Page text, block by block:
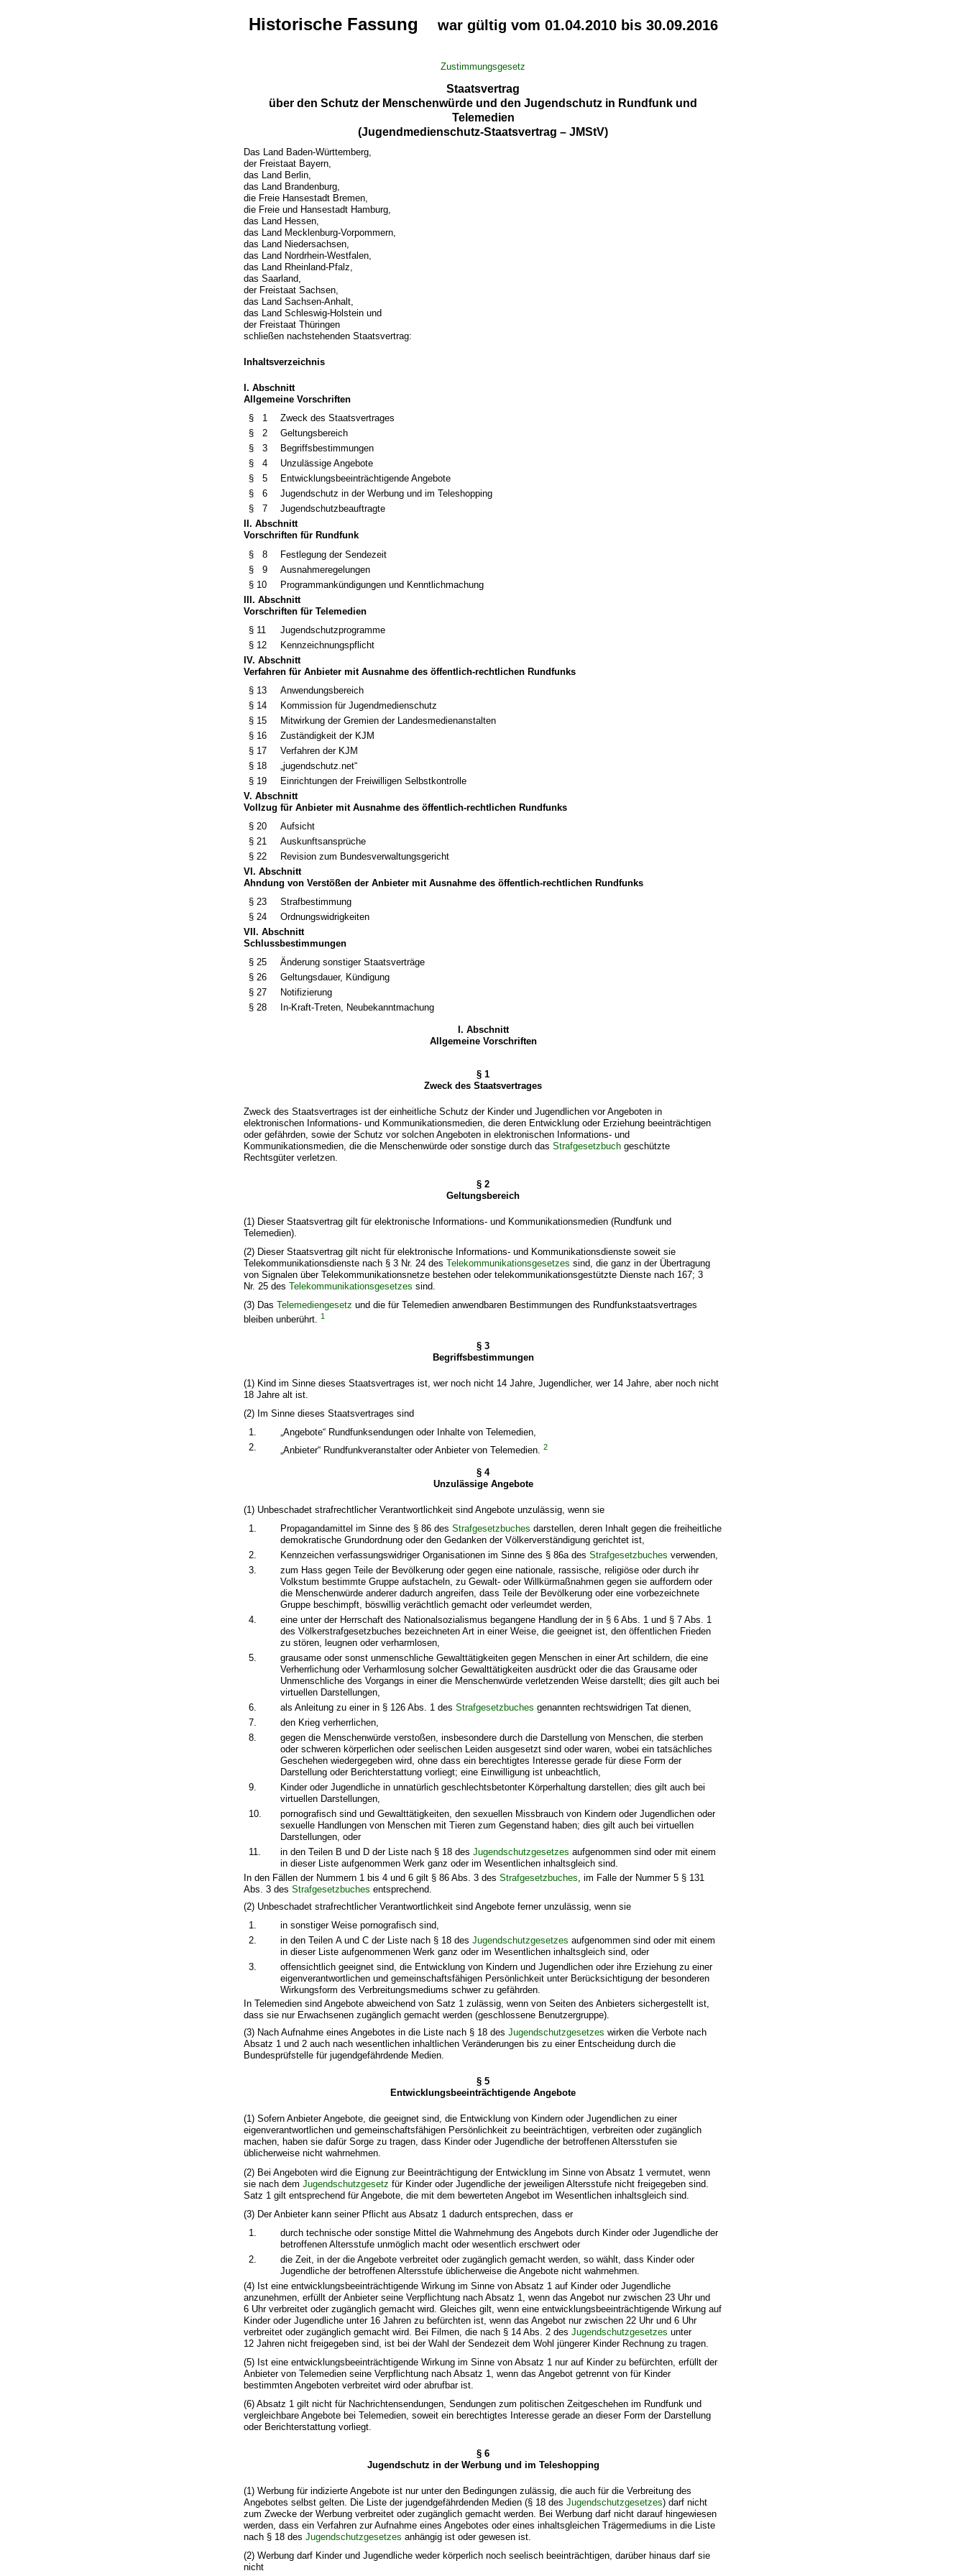
Historische Fassung war gültig vom 01.04.2010 bis 30.09.2016
Zustimmungsgesetz
Staatsvertrag
über den Schutz der Menschenwürde und den Jugendschutz in Rundfunk und
Telemedien
(Jugendmedienschutz-Staatsvertrag – JMStV)
Das Land Baden-Württemberg,
der Freistaat Bayern,
das Land Berlin,
das Land Brandenburg,
die Freie Hansestadt Bremen,
die Freie und Hansestadt Hamburg,
das Land Hessen,
das Land Mecklenburg-Vorpommern,
das Land Niedersachsen,
das Land Nordrhein-Westfalen,
das Land Rheinland-Pfalz,
das Saarland,
der Freistaat Sachsen,
das Land Sachsen-Anhalt,
das Land Schleswig-Holstein und
der Freistaat Thüringen
schließen nachstehenden Staatsvertrag:
Inhaltsverzeichnis
I. Abschnitt
Allgemeine Vorschriften
§ 1
Zweck des Staatsvertrages
§ 2
Geltungsbereich
§ 3
Begriffsbestimmungen
§ 4
Unzulässige Angebote
§ 5
Entwicklungsbeeinträchtigende Angebote
§ 6
Jugendschutz in der Werbung und im Teleshopping
§ 7
Jugendschutzbeauftragte
II. Abschnitt
Vorschriften für Rundfunk
§ 8
Festlegung der Sendezeit
§ 9
Ausnahmeregelungen
§ 10
Programmankündigungen und Kenntlichmachung
III. Abschnitt
Vorschriften für Telemedien
§ 11
Jugendschutzprogramme
§ 12
Kennzeichnungspflicht
IV. Abschnitt
Verfahren für Anbieter mit Ausnahme des öffentlich-rechtlichen Rundfunks
§ 13
Anwendungsbereich
§ 14
Kommission für Jugendmedienschutz
§ 15
Mitwirkung der Gremien der Landesmedienanstalten
§ 16
Zuständigkeit der KJM
§ 17
Verfahren der KJM
§ 18
„jugendschutz.net“
§ 19
Einrichtungen der Freiwilligen Selbstkontrolle
V. Abschnitt
Vollzug für Anbieter mit Ausnahme des öffentlich-rechtlichen Rundfunks
§ 20
Aufsicht
§ 21
Auskunftsansprüche
§ 22
Revision zum Bundesverwaltungsgericht
VI. Abschnitt
Ahndung von Verstößen der Anbieter mit Ausnahme des öffentlich-rechtlichen Rundfunks
§ 23
Strafbestimmung
§ 24
Ordnungswidrigkeiten
VII. Abschnitt
Schlussbestimmungen
§ 25
Änderung sonstiger Staatsverträge
§ 26
Geltungsdauer, Kündigung
§ 27
Notifizierung
§ 28
In-Kraft-Treten, Neubekanntmachung
I. Abschnitt
Allgemeine Vorschriften
§ 1
Zweck des Staatsvertrages
Zweck des Staatsvertrages ist der einheitliche Schutz der Kinder und Jugendlichen vor Angeboten in
elektronischen Informations- und Kommunikationsmedien, die deren Entwicklung oder Erziehung beeinträchtigen
oder gefährden, sowie der Schutz vor solchen Angeboten in elektronischen Informations- und
Kommunikationsmedien, die die Menschenwürde oder sonstige durch dasStrafgesetzbuch geschützte
Rechtsgüter verletzen.
§ 2
Geltungsbereich
(1) Dieser Staatsvertrag gilt für elektronische Informations- und Kommunikationsmedien (Rundfunk und
Telemedien).
(2) Dieser Staatsvertrag gilt nicht für elektronische Informations- und Kommunikationsdienste soweit sie
Telekommunikationsdienste nach § 3 Nr. 24 desTelekommunikationsgesetzes sind, die ganz in der Übertragung
von Signalen über Telekommunikationsnetze bestehen oder telekommunikationsgestützte Dienste nach 167; 3
Nr. 25 desTelekommunikationsgesetzes sind.
(3) DasTelemediengesetz und die für Telemedien anwendbaren Bestimmungen des Rundfunkstaatsvertrages
bleiben unberührt.1
§ 3
Begriffsbestimmungen
(1) Kind im Sinne dieses Staatsvertrages ist, wer noch nicht 14 Jahre, Jugendlicher, wer 14 Jahre, aber noch nicht
18 Jahre alt ist.
(2) Im Sinne dieses Staatsvertrages sind
1.
„Angebote“ Rundfunksendungen oder Inhalte von Telemedien,
2.
„Anbieter“ Rundfunkveranstalter oder Anbieter von Telemedien.2
§ 4
Unzulässige Angebote
(1) Unbeschadet strafrechtlicher Verantwortlichkeit sind Angebote unzulässig, wenn sie
1.
Propagandamittel im Sinne des § 86 desStrafgesetzbuches darstellen, deren Inhalt gegen die freiheitliche
demokratische Grundordnung oder den Gedanken der Völkerverständigung gerichtet ist,
2.
Kennzeichen verfassungswidriger Organisationen im Sinne des § 86a desStrafgesetzbuches verwenden,
3.
zum Hass gegen Teile der Bevölkerung oder gegen eine nationale, rassische, religiöse oder durch ihr
Volkstum bestimmte Gruppe aufstacheln, zu Gewalt- oder Willkürmaßnahmen gegen sie auffordern oder
die Menschenwürde anderer dadurch angreifen, dass Teile der Bevölkerung oder eine vorbezeichnete
Gruppe beschimpft, böswillig verächtlich gemacht oder verleumdet werden,
4.
eine unter der Herrschaft des Nationalsozialismus begangene Handlung der in § 6 Abs. 1 und § 7 Abs. 1
des Völkerstrafgesetzbuches bezeichneten Art in einer Weise, die geeignet ist, den öffentlichen Frieden
zu stören, leugnen oder verharmlosen,
5.
grausame oder sonst unmenschliche Gewalttätigkeiten gegen Menschen in einer Art schildern, die eine
Verherrlichung oder Verharmlosung solcher Gewalttätigkeiten ausdrückt oder die das Grausame oder
Unmenschliche des Vorgangs in einer die Menschenwürde verletzenden Weise darstellt; dies gilt auch bei
virtuellen Darstellungen,
6.
als Anleitung zu einer in § 126 Abs. 1 desStrafgesetzbuches genannten rechtswidrigen Tat dienen,
7.
den Krieg verherrlichen,
8.
gegen die Menschenwürde verstoßen, insbesondere durch die Darstellung von Menschen, die sterben
oder schweren körperlichen oder seelischen Leiden ausgesetzt sind oder waren, wobei ein tatsächliches
Geschehen wiedergegeben wird, ohne dass ein berechtigtes Interesse gerade für diese Form der
Darstellung oder Berichterstattung vorliegt; eine Einwilligung ist unbeachtlich,
9.
Kinder oder Jugendliche in unnatürlich geschlechtsbetonter Körperhaltung darstellen; dies gilt auch bei
virtuellen Darstellungen,
10.
pornografisch sind und Gewalttätigkeiten, den sexuellen Missbrauch von Kindern oder Jugendlichen oder
sexuelle Handlungen von Menschen mit Tieren zum Gegenstand haben; dies gilt auch bei virtuellen
Darstellungen, oder
11.
in den Teilen B und D der Liste nach § 18 desJugendschutzgesetzes aufgenommen sind oder mit einem
in dieser Liste aufgenommen Werk ganz oder im Wesentlichen inhaltsgleich sind.
In den Fällen der Nummern 1 bis 4 und 6 gilt § 86 Abs. 3 desStrafgesetzbuches , im Falle der Nummer 5 § 131
Abs. 3 desStrafgesetzbuches entsprechend.
(2) Unbeschadet strafrechtlicher Verantwortlichkeit sind Angebote ferner unzulässig, wenn sie
1.
in sonstiger Weise pornografisch sind,
2.
in den Teilen A und C der Liste nach § 18 desJugendschutzgesetzes aufgenommen sind oder mit einem
in dieser Liste aufgenommenen Werk ganz oder im Wesentlichen inhaltsgleich sind, oder
3.
offensichtlich geeignet sind, die Entwicklung von Kindern und Jugendlichen oder ihre Erziehung zu einer
eigenverantwortlichen und gemeinschaftsfähigen Persönlichkeit unter Berücksichtigung der besonderen
Wirkungsform des Verbreitungsmediums schwer zu gefährden.
In Telemedien sind Angebote abweichend von Satz 1 zulässig, wenn von Seiten des Anbieters sichergestellt ist,
dass sie nur Erwachsenen zugänglich gemacht werden (geschlossene Benutzergruppe).
(3) Nach Aufnahme eines Angebotes in die Liste nach § 18 desJugendschutzgesetzes wirken die Verbote nach
Absatz 1 und 2 auch nach wesentlichen inhaltlichen Veränderungen bis zu einer Entscheidung durch die
Bundesprüfstelle für jugendgefährdende Medien.
§ 5
Entwicklungsbeeinträchtigende Angebote
(1) Sofern Anbieter Angebote, die geeignet sind, die Entwicklung von Kindern oder Jugendlichen zu einer
eigenverantwortlichen und gemeinschaftsfähigen Persönlichkeit zu beeinträchtigen, verbreiten oder zugänglich
machen, haben sie dafür Sorge zu tragen, dass Kinder oder Jugendliche der betroffenen Altersstufen sie
üblicherweise nicht wahrnehmen.
(2) Bei Angeboten wird die Eignung zur Beeinträchtigung der Entwicklung im Sinne von Absatz 1 vermutet, wenn
sie nach demJugendschutzgesetz für Kinder oder Jugendliche der jeweiligen Altersstufe nicht freigegeben sind.
Satz 1 gilt entsprechend für Angebote, die mit dem bewerteten Angebot im Wesentlichen inhaltsgleich sind.
(3) Der Anbieter kann seiner Pflicht aus Absatz 1 dadurch entsprechen, dass er
1.
durch technische oder sonstige Mittel die Wahrnehmung des Angebots durch Kinder oder Jugendliche der
betroffenen Altersstufe unmöglich macht oder wesentlich erschwert oder
2.
die Zeit, in der die Angebote verbreitet oder zugänglich gemacht werden, so wählt, dass Kinder oder
Jugendliche der betroffenen Altersstufe üblicherweise die Angebote nicht wahrnehmen.
(4) Ist eine entwicklungsbeeinträchtigende Wirkung im Sinne von Absatz 1 auf Kinder oder Jugendliche
anzunehmen, erfüllt der Anbieter seine Verpflichtung nach Absatz 1, wenn das Angebot nur zwischen 23 Uhr und
6 Uhr verbreitet oder zugänglich gemacht wird. Gleiches gilt, wenn eine entwicklungsbeeinträchtigende Wirkung auf
Kinder oder Jugendliche unter 16 Jahren zu befürchten ist, wenn das Angebot nur zwischen 22 Uhr und 6 Uhr
verbreitet oder zugänglich gemacht wird. Bei Filmen, die nach § 14 Abs. 2 desJugendschutzgesetzes unter
12 Jahren nicht freigegeben sind, ist bei der Wahl der Sendezeit dem Wohl jüngerer Kinder Rechnung zu tragen.
(5) Ist eine entwicklungsbeeinträchtigende Wirkung im Sinne von Absatz 1 nur auf Kinder zu befürchten, erfüllt der
Anbieter von Telemedien seine Verpflichtung nach Absatz 1, wenn das Angebot getrennt von für Kinder
bestimmten Angeboten verbreitet wird oder abrufbar ist.
(6) Absatz 1 gilt nicht für Nachrichtensendungen, Sendungen zum politischen Zeitgeschehen im Rundfunk und
vergleichbare Angebote bei Telemedien, soweit ein berechtigtes Interesse gerade an dieser Form der Darstellung
oder Berichterstattung vorliegt.
§ 6
Jugendschutz in der Werbung und im Teleshopping
(1) Werbung für indizierte Angebote ist nur unter den Bedingungen zulässig, die auch für die Verbreitung des
Angebotes selbst gelten. Die Liste der jugendgefährdenden Medien (§ 18 desJugendschutzgesetzes) darf nicht
zum Zwecke der Werbung verbreitet oder zugänglich gemacht werden. Bei Werbung darf nicht darauf hingewiesen
werden, dass ein Verfahren zur Aufnahme eines Angebotes oder eines inhaltsgleichen Trägermediums in die Liste
nach § 18 desJugendschutzgesetzes anhängig ist oder gewesen ist.
(2) Werbung darf Kinder und Jugendliche weder körperlich noch seelisch beeinträchtigen, darüber hinaus darf sie
nicht